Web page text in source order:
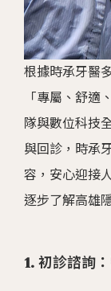
根據時承牙醫
「專屬、舒適
隊與數位科技
與回診，時承
容，安心迎接
逐步了解高雄
1. 初診諮詢